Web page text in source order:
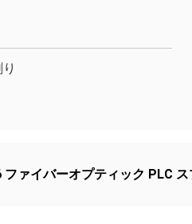
ファイバーオプティック PLC ス